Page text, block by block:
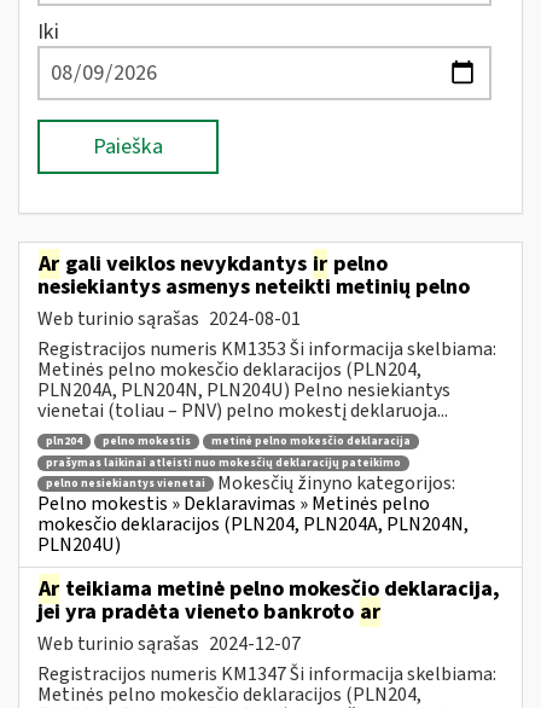
Iki
Paieška
Ar gali veiklos nevykdantys ir pelno
nesiekiantys asmenys neteikti metinių pelno
Web turinio sąrašas 2024-08-01
Registracijos numeris KM1353 Ši informacija skelbiama:
Metinės pelno mokesčio deklaracijos (PLN204,
PLN204A, PLN204N, PLN204U) Pelno nesiekiantys
vienetai (toliau – PNV) pelno mokestį deklaruoja...
pln204 pelno mokestis
metinė pelno mokesčio deklaracija
prašymas laikinai atleisti nuo mokesčių deklaracijų pateikimo
pelno nesiekiantys vienetai
Mokesčių žinyno kategorijos:
Pelno mokestis » Deklaravimas » Metinės pelno
mokesčio deklaracijos (PLN204, PLN204A, PLN204N,
PLN204U)
Ar teikiama metinė pelno mokesčio deklaracija,
jei yra pradėta vieneto bankroto ar
Web turinio sąrašas 2024-12-07
Registracijos numeris KM1347 Ši informacija skelbiama:
Metinės pelno mokesčio deklaracijos (PLN204,